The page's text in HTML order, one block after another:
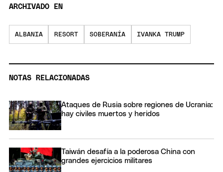
ARCHIVADO EN
ALBANIA RESORT SOBERANÍA IVANKA TRUMP
NOTAS RELACIONADAS
Ataques de Rusia sobre regiones de Ucrania:
hay civiles muertos y heridos
Taiwán desafía a la poderosa China con
grandes ejercicios militares